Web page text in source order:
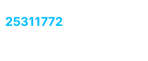
25311772